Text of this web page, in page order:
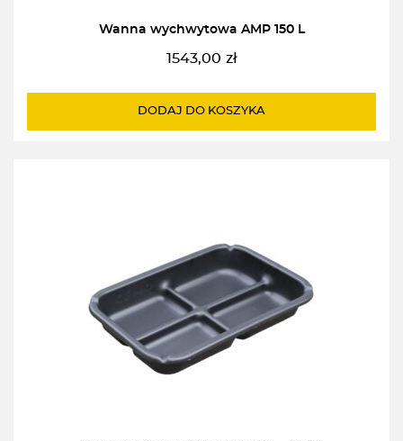
Wanna wychwytowa AMP 150 L
1543,00 zł
DODAJ DO KOSZYKA